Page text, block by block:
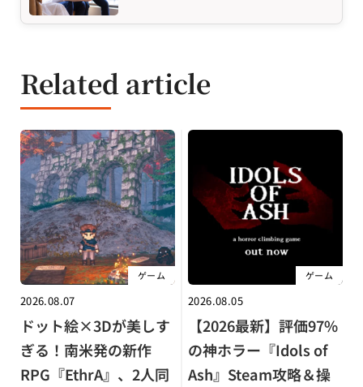
Related article
ゲーム
2026.08.07
ドット絵×3Dが美しす
ぎる！南米発の新作
RPG『EthrA』、2人同
ゲーム
2026.08.05
【2026最新】評価97%
の神ホラー『Idols of
Ash』Steam攻略＆操